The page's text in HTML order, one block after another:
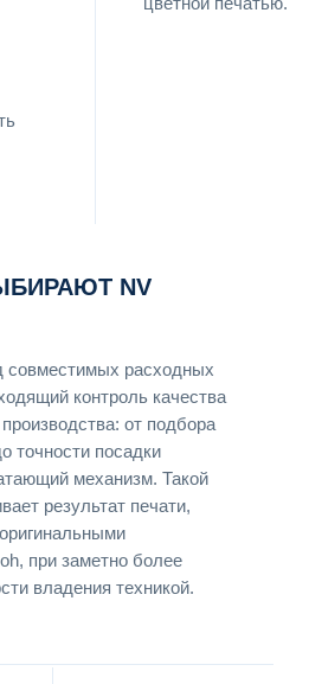
NV
расходных
контроль качества
от подбора
точности посадки
механизм. Такой
результат печати,
при заметно более
владения техникой.